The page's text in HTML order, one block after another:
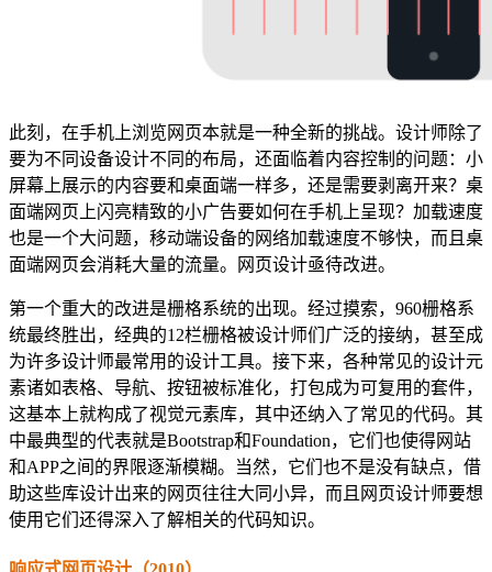
此刻，在手机上浏览网页本就是一种全新的挑战。设计师除了
要为不同设备设计不同的布局，还面临着内容控制的问题：小
屏幕上展示的内容要和桌面端一样多，还是需要剥离开来？桌
面端网页上闪亮精致的小广告要如何在手机上呈现？加载速度
也是一个大问题，移动端设备的网络加载速度不够快，而且桌
面端网页会消耗大量的流量。网页设计亟待改进。
第一个重大的改进是栅格系统的出现。经过摸索，960栅格系
统最终胜出，经典的12栏栅格被设计师们广泛的接纳，甚至成
为许多设计师最常用的设计工具。接下来，各种常见的设计元
素诸如表格、导航、按钮被标准化，打包成为可复用的套件，
这基本上就构成了视觉元素库，其中还纳入了常见的代码。其
中最典型的代表就是Bootstrap和Foundation，它们也使得网站
和APP之间的界限逐渐模糊。当然，它们也不是没有缺点，借
助这些库设计出来的网页往往大同小异，而且网页设计师要想
使用它们还得深入了解相关的代码知识。